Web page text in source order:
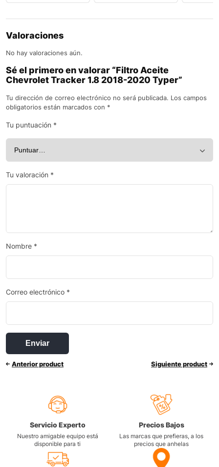
Valoraciones
No hay valoraciones aún.
Sé el primero en valorar “Filtro Aceite
Chevrolet Tracker 1.8 2018-2020 Typer”
Tu dirección de correo electrónico no será publicada. Los campos
obligatorios están marcados con *
Tu puntuación *
Tu valoración *
Nombre *
Correo electrónico *
Anterior product Siguiente product
Servicio Experto
Nuestro amigable equipo está
disponible para ti
Precios Bajos
Las marcas que prefieras, a los
precios que anhelas